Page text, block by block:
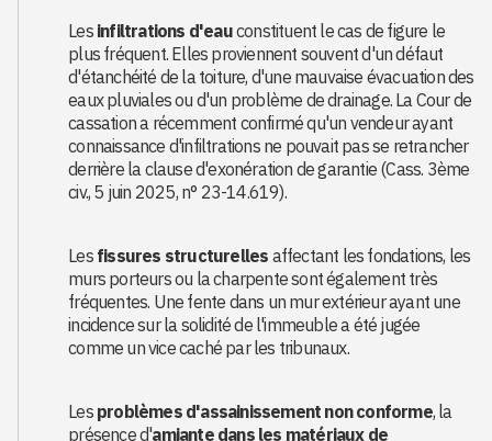
Les infiltrations d'eauconstituent le cas de figure le
plus fréquent. Elles proviennent souvent d'un défaut
d'étanchéité de la toiture, d'une mauvaise évacuation des
eaux pluviales ou d'un problème de drainage. La Cour de
cassation a récemment confirmé qu'un vendeur ayant
connaissance d'infiltrations ne pouvait pas se retrancher
derrière la clause d'exonération de garantie (Cass. 3ème
civ., 5 juin 2025, n° 23-14.619).
Les fissures structurelles affectant les fondations, les
murs porteurs ou la charpente sont également très
fréquentes. Une fente dans un mur extérieur ayant une
incidence sur la solidité de l'immeuble a été jugée
comme un vice caché par les tribunaux.
Les problèmes d'assainissement non conforme, la
présence d'amiante dans les matériaux de